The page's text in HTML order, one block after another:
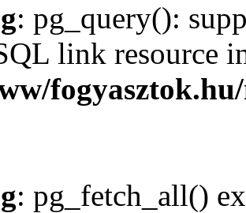
: pg_query():
link resource
: pg_fetch_all()